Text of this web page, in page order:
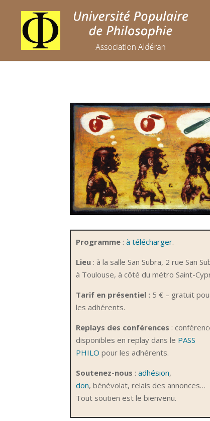
Programme: à télécharger.
Lieu: à la salle San Subra, 2 rue San
à Toulouse, à côté du métro Saint-
Tarif en présentiel : 5 € – gratuit
les adhérents.
Replays des conférences :
disponibles en replay dans le PASS
PHILO pour les adhérents.
Soutenez-nous : adhésion,
don, bénévolat, relais des annonces…
Tout soutien est le bienvenu.